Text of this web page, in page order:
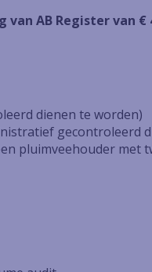
AB Register van €
dienen te worden)
gecontroleerd
pluimveehouder met